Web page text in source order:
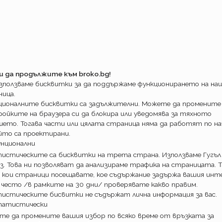
с пример.
От всичките автомобили 5
сегашните условия движещите се в
а петте процента 200лв.
Ще му трябват същите пари за да
новите условия. Но цената ще е еднаква.
или с едни закръглени 2% отгоре, при
между всички потребители
липсата на свобода на движение към
от тях сме на безвизов режим?!) е
по- мобилен е портфейла на
напрежение върху цената може да
бариера ще мотивира и по- висока
трети страни и т.н. икономически
безспорни учебникарски основания е
компания, за да запази
период да поеме за собствена
мотив за това обаче е трудно
да продължите към broko.bg!
бисквитки за да поддържаме функционирането на
бисквитки са задължителни. Можете да промените
на браузера си да блокира или уведомява за тяхното
Тогава части или цялата страница няма да работят по
са проектирани.
са бисквитки на трета страна. Използваме Гугъл
Това ни позволяват да анализираме трафика на страницата.
кои страници посещавате, кое съдържание задържа вашия
често /в рамките на 30 дни/ проверявате какво правим.
бисвитки не съдържат лична информация за вас.
да промените вашия избор по всяко време от връзката за